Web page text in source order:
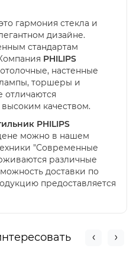
гармония стекла и
дизайне.
стандартам
PHILIPS
настенные
торшеры и
отличаются
качеством.
PHILIPS
можно в нашем
"Современные
различные
доставки по
предоставляется